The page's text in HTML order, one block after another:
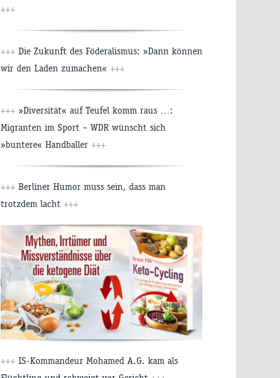
+++
+++ Die Zukunft des Föderalismus: »Dann können
wir den Laden zumachen« +++
+++ »Diversität« auf Teufel komm raus …:
Migranten im Sport – WDR wünscht sich
»buntere« Handballer +++
+++ Berliner Humor muss sein, dass man
trotzdem lacht +++
+++ IS-Kommandeur Mohamed A.G. kam als